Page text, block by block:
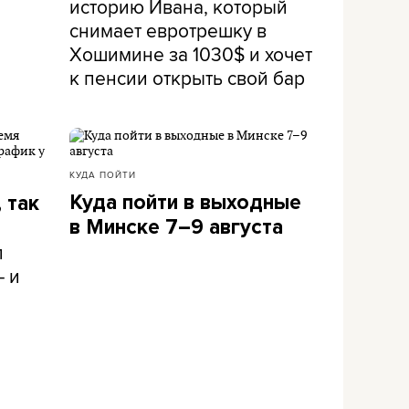
историю Ивана, который
снимает евротрешку в
Хошимине за 1030$ и хочет
к пенсии открыть свой бар
и
КУДА ПОЙТИ
Куда пойти в выходные
в Минске 7–9 августа